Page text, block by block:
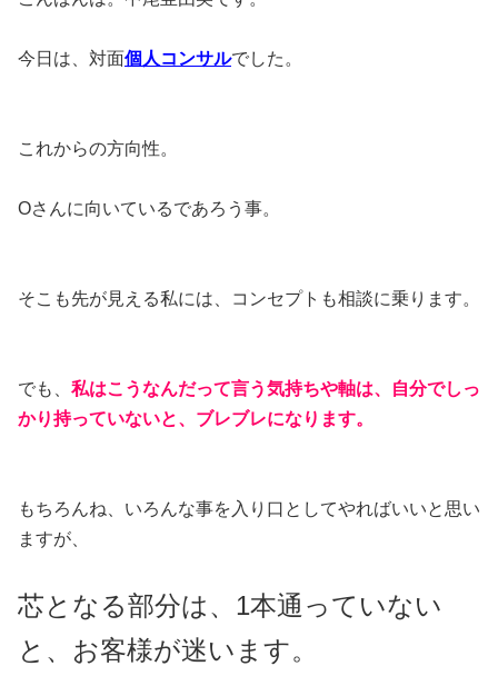
今日は、対面個人コンサルでした。
これからの方向性。
Oさんに向いているであろう事。
そこも先が見える私には、コンセプトも相談に乗ります。
でも、 私はこうなんだって言う気持ちや軸は、自分でしっ
かり持っていないと、ブレブレになります。
もちろんね、いろんな事を入り口としてやればいいと思い
ますが、
芯となる部分は、1本通っていない
と、お客様が迷います。